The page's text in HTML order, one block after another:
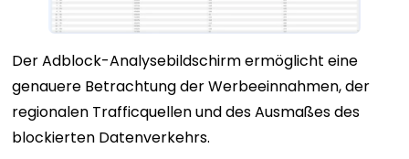
Der Adblock-Analysebildschirm ermöglicht eine
genauere Betrachtung der Werbeeinnahmen, der
regionalen Trafficquellen und des Ausmaßes des
blockierten Datenverkehrs.